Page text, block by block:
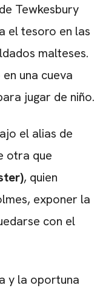
Tewkesbury
el tesoro en las
malteses.
una cueva
jugar de niño.
el alias de
otra que
, quien
exponer la
con el
y la oportuna